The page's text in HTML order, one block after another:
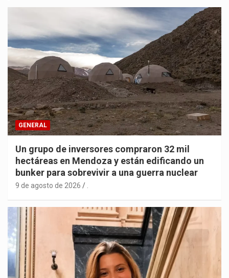
GENERAL
Un grupo de inversores compraron 32 mil
hectáreas en Mendoza y están edificando un
bunker para sobrevivir a una guerra nuclear
9 de agosto de 2026